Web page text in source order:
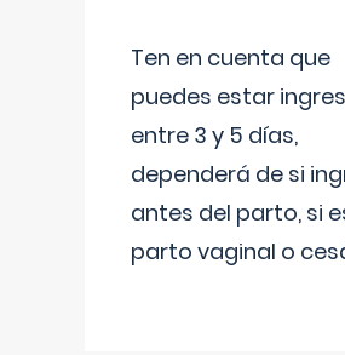
Ten en cuenta que
puedes estar
entre 3 y 5 días,
dependerá de si
antes del parto, si
parto vaginal o